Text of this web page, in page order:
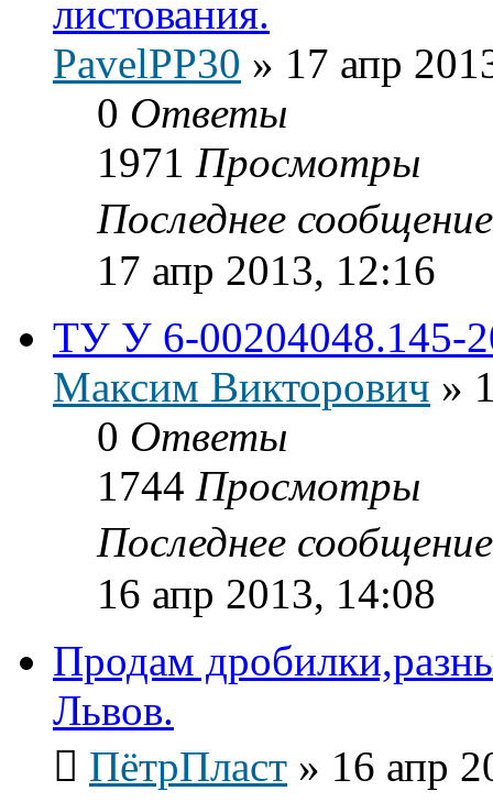
листования.
PavelPP30 » 17 апр
0 Ответы
1971 Просмотры
Последнее
17 апр 2013, 12:16
ТУ У 6-00204048.145-
Максим Викторович »
0 Ответы
1744 Просмотры
Последнее
16 апр 2013, 14:08
Продам
Львов.
ПётрПласт » 16 апр